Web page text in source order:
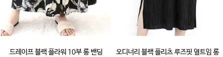
드레이프 블랙 플라워 10부 롱 밴딩
오디너리 블랙 플리츠 루즈핏 옆트임 롱